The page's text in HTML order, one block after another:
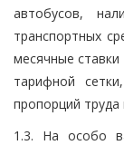
автобусов,
транспортных
месячные
тарифной
пропорций
1.3. На особо